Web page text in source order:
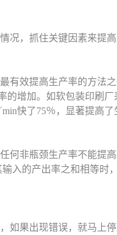
况，抓住关键因素来提高
有效提高生产率的方法
的增加。如软包装印刷
快了75％，显著提高了
何非瓶颈生产率不能提高
入的产出率之和相等时
如果出现错误，就马上